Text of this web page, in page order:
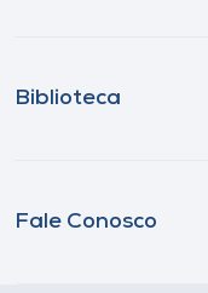
Biblioteca
Fale Conosco